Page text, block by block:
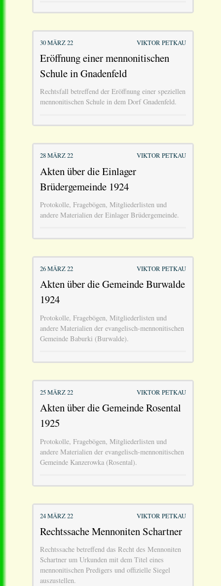
30 MÄRZ 22 VIKTOR PETKAU
Eröffnung einer mennonitischen
Schule in Gnadenfeld
Rechtsfall betreffend der Eröffnung einer speziellen
mennonitischen Schule in dem Dorf Gnadenfeld.
28 MÄRZ 22 VIKTOR PETKAU
Akten über die Einlager
Brüdergemeinde 1924
Protokolle, Fragebögen, Mitgliederlisten und
andere Materialien der Einlager Brüdergemeinde.
26 MÄRZ 22 VIKTOR PETKAU
Akten über die Gemeinde Burwalde
1924
Protokolle, Fragebögen, Mitgliederlisten und
andere Materialien der evangelisch-mennonitischen
Gemeinde Baburki (Burwalde).
25 MÄRZ 22 VIKTOR PETKAU
Akten über die Gemeinde Rosental
1925
Protokolle, Fragebögen, Mitgliederlisten und
andere Materialien der evangelisch-mennonitischen
Gemeinde Kanzerowka (Rosental).
24 MÄRZ 22 VIKTOR PETKAU
Rechtssache Mennoniten Schartner
Rechtssache betreffend das Recht des Mennoniten
Schartner um Urkunden mit dem Titel eines
mennonitischen Predigers und offizielle Siegel
auszustellen.